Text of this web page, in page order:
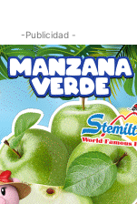
-Publicidad -